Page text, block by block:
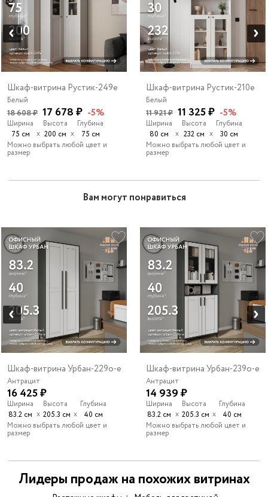
Шкаф-витрина Рустик-249e
Белый
18 608 ₽ 17 678 ₽ -5%
Ширина
75 см
х
Высота
200 см х
Глубина
75 см
Можно выбрать любой цвет и
размер
Шкаф-витрина Рустик-210e
Белый
11 921 ₽ 11 325 ₽ -5%
Ширина
80 см
х
Высота
232 см х
Глубина
30 см
Можно выбрать любой цвет и
размер
Вам могут понравиться
Шкаф-витрина Урбан-229o-e
Антрацит
16 425 ₽
Ширина
83.2 см х
Высота
205.3 см х
Глубина
40 см
Можно выбрать любой цвет и
размер
Шкаф-витрина Урбан-239o-e
Антрацит
14 939 ₽
Ширина
83.2 см х
Высота
205.3 см х
Глубина
40 см
Можно выбрать любой цвет и
размер
Лидеры продаж на похожих витринах